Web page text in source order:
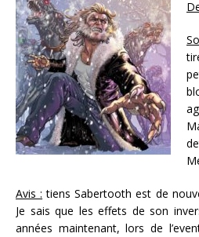
Avis : tiens Sabertooth est de
Je sais que les effets de son
années maintenant, lors de